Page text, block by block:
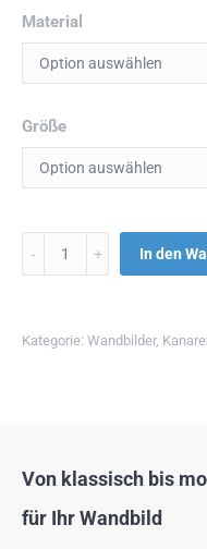
Material
Größe
Menge In den
Kategorie: Wandbilder,
Von klassisch bis
für Ihr Wandbild